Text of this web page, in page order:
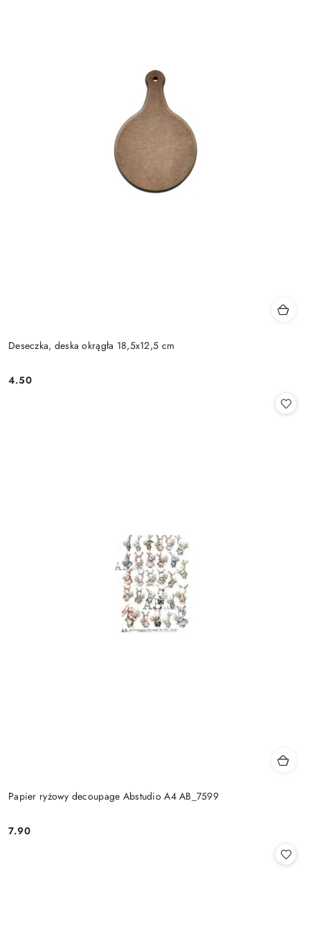
Deseczka, deska okrągła 18,5x12,5 cm
Cena:
4.50
Papier ryżowy decoupage Abstudio A4 AB_7599
Cena:
7.90